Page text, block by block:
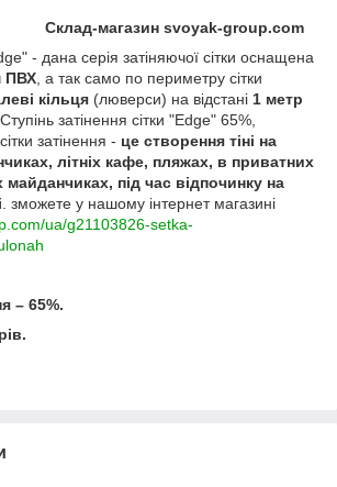
Склад-магазин svoyak-group.com
- дана серія затіняючої сітки оснащена
ПВХ , а так само по периметру сітки
кільця (люверси) на відстані 1 метр
. Ступінь затінення сітки "Edge" 65%,
затінення - це створення тіні на
літніх кафе, пляжах, в приватних
під час відпочинку на
. зможете у нашому інтернет магазині
ua/g21103826-setka-
– 65%.